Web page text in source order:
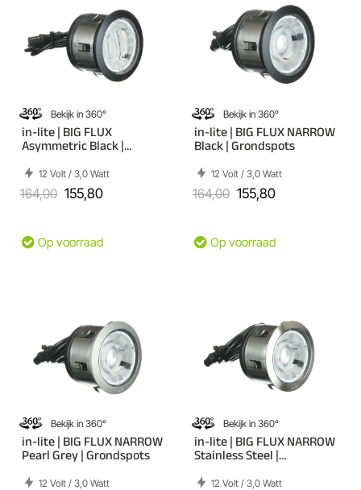
Bekijk in 360°
in-lite | BIG FLUX
Asymmetric Black |
12 Volt / 3,0 Watt
164,00 155,80
Op voorraad
Bekijk in 360°
in-lite | BIG FLUX NARROW
Black | Grondspots
12 Volt / 3,0 Watt
164,00 155,80
Op voorraad
Bekijk in 360°
in-lite | BIG FLUX NARROW
Pearl Grey | Grondspots
12 Volt / 3,0 Watt
Bekijk in 360°
in-lite | BIG FLUX NARROW
Stainless Steel |
12 Volt / 3,0 Watt